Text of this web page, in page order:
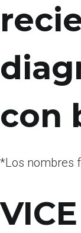
con
*Los nombres